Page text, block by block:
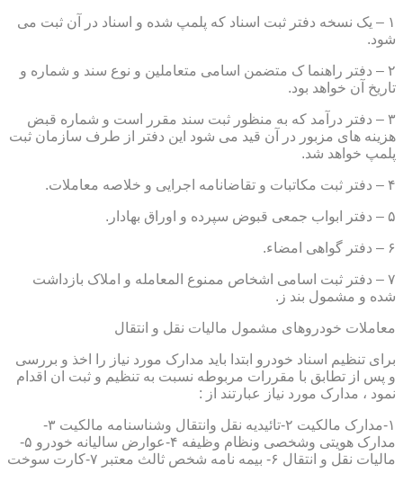
۱ – یک نسخه دفتر ثبت اسناد که پلمپ شده و اسناد در آن ثبت می
شود.
۲ – دفتر راهنما ک متضمن اسامی متعاملین و نوع سند و شماره و
تاریخ آن خواهد بود.
۳ – دفتر درآمد که به منظور ثبت سند مقرر است و شماره قبض
هزینه های مزبور در آن قید می شود این دفتر از طرف سازمان ثبت
پلمپ خواهد شد.
۴ – دفتر ثبت مکاتبات و تقاضانامه اجرایی و خلاصه معاملات.
۵ – دفتر ابواب جمعی قبوض سپرده و اوراق بهادار.
۶ – دفتر گواهی امضاء.
۷ – دفتر ثبت اسامی اشخاص ممنوع المعامله و املاک بازداشت
شده و مشمول بند ز.
معاملات خودروهای مشمول مالیات نقل و انتقال
برای تنظیم اسناد خودرو ابتدا باید مدارک مورد نیاز را اخذ و بررسی
و پس از تطابق با مقررات مربوطه نسبت به تنظیم و ثبت ان اقدام
نمود ، مدارک مورد نیاز عبارتند از :
۱-مدارک مالکیت ۲-تائیدیه نقل وانتقال وشناسنامه مالکیت ۳-
مدارک هویتی وشخصی ونظام وظیفه ۴-عوارض سالیانه خودرو ۵-
مالیات نقل و انتقال ۶- بیمه نامه شخص ثالث معتبر ۷-کارت سوخت